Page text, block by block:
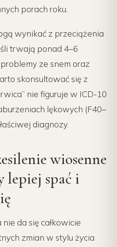
porach roku.
wynikać z przeciążenia
trwają ponad 4–6
ze snem oraz
skonsultować się z
nie figuruje w ICD-10
lękowych (F40–
diagnozy.
wiosenne
lepiej spać i
da się całkowicie
zmian w stylu życia